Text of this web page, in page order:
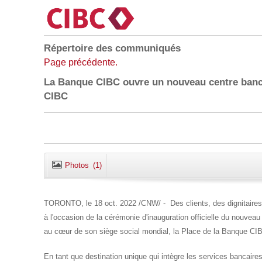
Répertoire des communiqués
Page précédente.
La Banque CIBC ouvre un nouveau centre
CIBC
Photos (1)
TORONTO, le 18 oct. 2022 /CNW/ - Des clients, des
à l'occasion de la cérémonie d'inauguration officielle du
au cœur de son siège social mondial, la Place de la Banque
En tant que destination unique qui intègre les services